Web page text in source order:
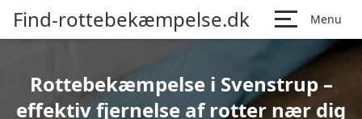
Find-rottebekæmpelse.dk Menu
Rottebekæmpelse i Svenstrup –
effektiv fjernelse af rotter nær dig